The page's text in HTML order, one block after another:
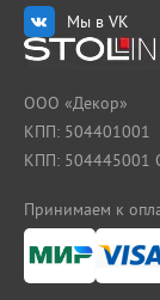
Мы в VK
ООО «Декор»
КПП: 504401001
КПП: 504445001
Принимаем к